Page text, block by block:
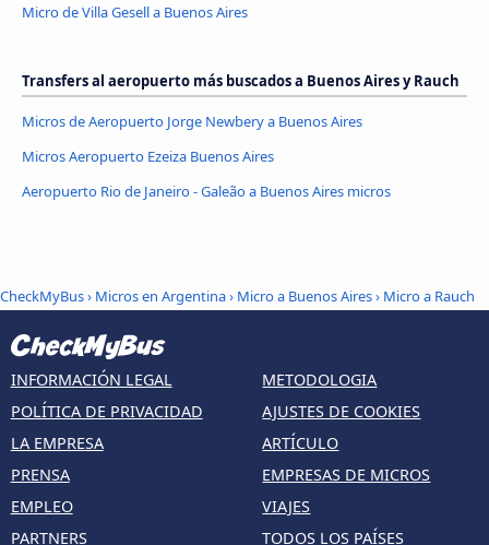
Micro de Villa Gesell a Buenos Aires
Transfers al aeropuerto más buscados a Buenos Aires y Rauch
Micros de Aeropuerto Jorge Newbery a Buenos Aires
Micros Aeropuerto Ezeiza Buenos Aires
Aeropuerto Rio de Janeiro - Galeão a Buenos Aires micros
CheckMyBus› Micros en Argentina› Micro a Buenos Aires› Micro a Rauch
INFORMACIÓN LEGAL
POLÍTICA DE PRIVACIDAD
LA EMPRESA
PRENSA
EMPLEO
PARTNERS
METODOLOGIA
AJUSTES DE COOKIES
ARTÍCULO
EMPRESAS DE MICROS
VIAJES
TODOS LOS PAÍSES